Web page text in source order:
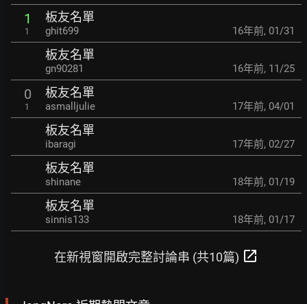
1
1
板友名單
ghit699 16年前, 01/31
板友名單
gn90281 16年前, 11/25
0
1
板友名單
asmalljulie 17年前, 04/01
板友名單
ibaragi 17年前, 02/27
板友名單
shinane 18年前, 01/19
板友名單
sinnis133 18年前, 01/17
在新視窗開啟完整討論串 (共10篇) open_in_new